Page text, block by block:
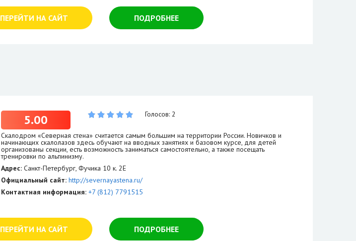
ПЕРЕЙТИ НА САЙТ ПОДРОБНЕЕ
5.00 Голосов: 2
Скалодром «Северная стена» считается самым большим на территории России. Новичков и
начинающих скалолазов здесь обучают на вводных занятиях и базовом курсе, для детей
организованы секции, есть возможность заниматься самостоятельно, а также посещать
тренировки по альпинизму.
Адрес: Санкт-Петербург, Фучика 10 к. 2Е
Официальный сайт: http://severnayastena.ru/
Контактная информация: +7 (812) 7791515
ПЕРЕЙТИ НА САЙТ ПОДРОБНЕЕ